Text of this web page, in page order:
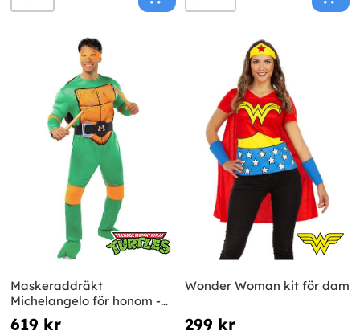
Maskeraddräkt
Michelangelo för honom -
The Ninja Turtles
619 kr
Wonder Woman kit för dam
299 kr